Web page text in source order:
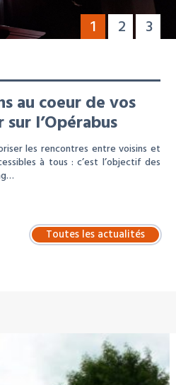
1 2 3
au coeur de vos
l’Opérabus
les rencontres entre voisins et
à tous : c’est l’objectif des
Toutes les actualités